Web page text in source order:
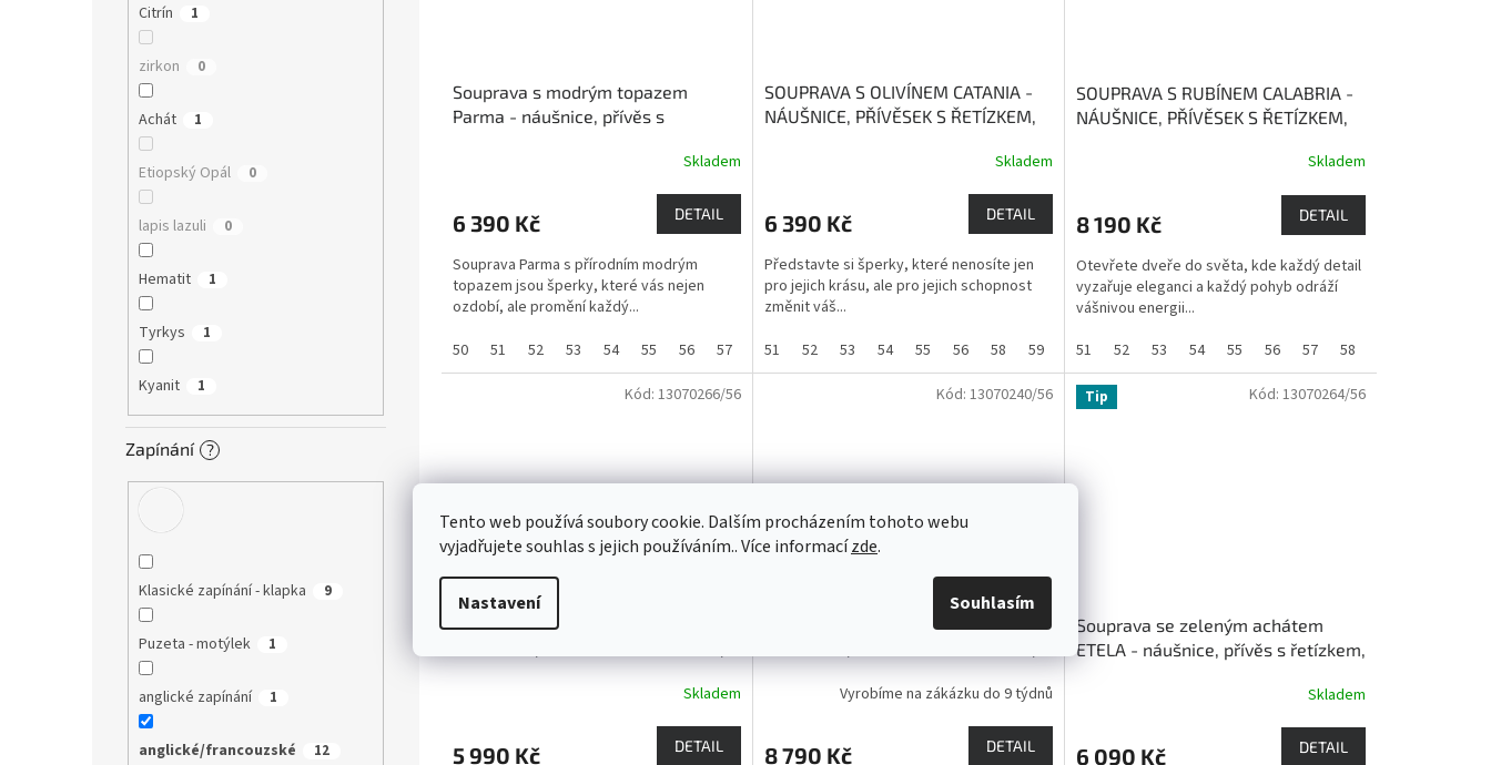
Tento web používá soubory cookie. Dalším procházením tohoto webu
vyjadřujete souhlas s jejich používáním.. Více informacízde.
Nastavení Souhlasím
Citrín 1
zirkon 0
Achát 1
Etiopský Opál 0
lapis lazuli 0
Hematit 1
Tyrkys 1
Kyanit 1
Zapínání ?
Klasické zapínání - klapka 9
Puzeta - motýlek 1
anglické zapínání 1
anglické/francouzské 12
Souprava s modrým topazem
Parma - náušnice, přívěs s
kámen komunikace a tvořivosti
je
z
5
hvězdiček.
Skladem
6 390 Kč DETAIL
Souprava Parma s přírodním modrým
topazem jsou šperky, které vás nejen
ozdobí, ale promění každý...
50
51 52 53 54 55 56 57 58 59 60 61 62
SOUPRAVA S OLIVÍNEM CATANIA -
NÁUŠNICE, PŘÍVĚSEK S ŘETÍZKEM,
je
z
5
hvězdiček.
Skladem
6 390 Kč DETAIL
Představte si šperky, které nenosíte jen
pro jejich krásu, ale pro jejich schopnost
změnit váš...
51
52 53 54 55 56 58 59 60 61 62
SOUPRAVA S RUBÍNEM CALABRIA -
NÁUŠNICE, PŘÍVĚSEK S ŘETÍZKEM,
Skladem
8 190 Kč DETAIL
Otevřete dveře do světa, kde každý detail
vyzařuje eleganci a každý pohyb odráží
vášnivou energii...
51
52 53 54 55 56 57 58
SOUPRAVA S TYRKYSEM GRACE -
Skladem
5 990 Kč DETAIL
Kód: 13070266/56
SOUPRAVA SE SMARAGDEM SIENA -
bohatství a mociVyrobíme na zákázku do 9 týdnů
8 790 Kč DETAIL
Kód: 13070240/56 Tip
Souprava se zeleným achátem
ETELA - náušnice, přívěs s řetízkem,
Skladem
6 090 Kč DETAIL
Kód: 13070264/56